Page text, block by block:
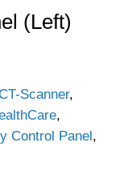
(Left)
Scanner,
,
Control Panel,